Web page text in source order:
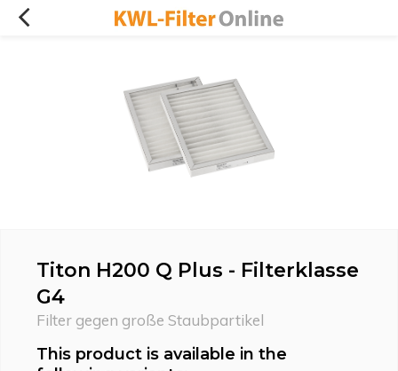
Titon H200 Q Plus - Filterklasse
G4
Filter gegen große Staubpartikel
This product is available in the